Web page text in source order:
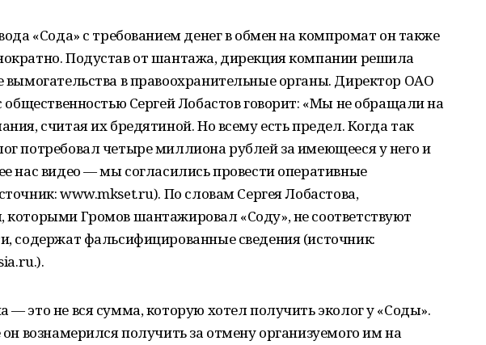
«Сода» с требованием денег в обмен на компромат он также
Подустав от шантажа, дирекция компании решила
вымогательства в правоохранительные органы. Директор ОАО
общественностью Сергей Лобастов говорит: «Мы не обращали на
считая их бредятиной. Но всему есть предел. Когда так
потребовал четыре миллиона рублей за имеющееся у него и
нас видео — мы согласились провести оперативные
www.mkset.ru). По словам Сергея Лобастова,
Громов шантажировал «Соду», не соответствуют
содержат фальсифицированные сведения (источник:
это не вся сумма, которую хотел получить эколог у «Соды».
вознамерился получить за отмену организуемого им на